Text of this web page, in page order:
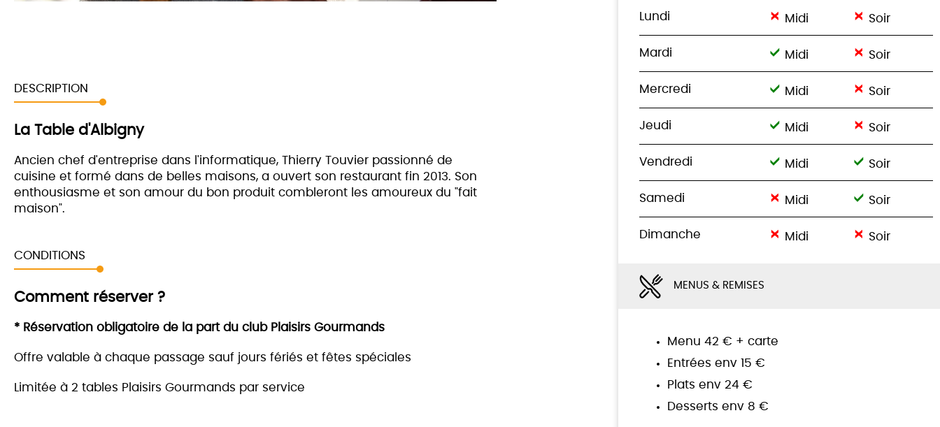
Lundi Midi Soir
Mardi Midi Soir
Mercredi Midi Soir
Jeudi Midi Soir
Vendredi Midi Soir
Samedi Midi Soir
Dimanche Midi Soir
MENUS & REMISES
Menu 42 € + carte
Entrées env 15 €
Plats env 24 €
Desserts env 8 €
DESCRIPTION
La Table d'Albigny
Ancien chef d'entreprise dans l'informatique, Thierry Touvier passionné de
cuisine et formé dans de belles maisons, a ouvert son restaurant fin 2013. Son
enthousiasme et son amour du bon produit combleront les amoureux du "fait
maison".
CONDITIONS
Comment réserver ?
* Réservation obligatoire de la part du club Plaisirs Gourmands
Offre valable à chaque passage sauf jours fériés et fêtes spéciales
Limitée à 2 tables Plaisirs Gourmands par service